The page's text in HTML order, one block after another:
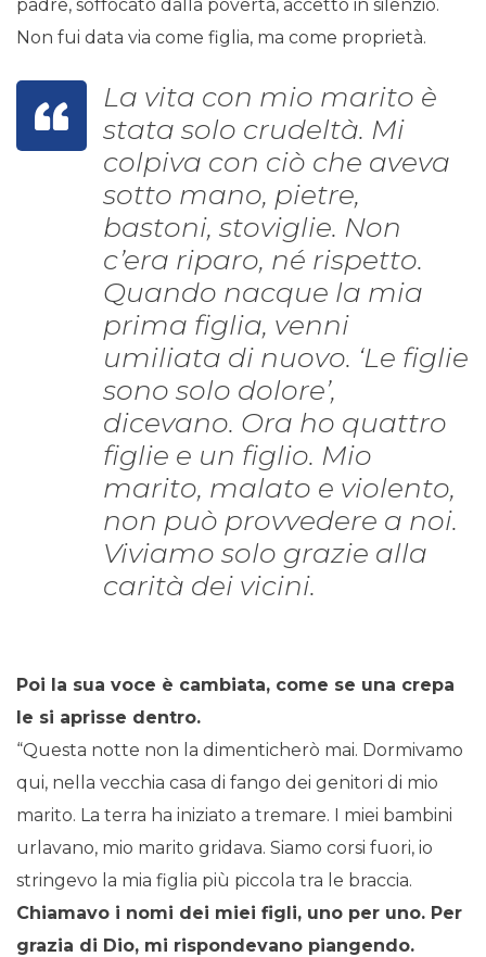
padre, soffocato dalla povertà, accettò in silenzio.
Non fui data via come figlia, ma come proprietà.
La vita con mio marito è
stata solo crudeltà. Mi
colpiva con ciò che aveva
sotto mano, pietre,
bastoni, stoviglie. Non
c’era riparo, né rispetto.
Quando nacque la mia
prima figlia, venni
umiliata di nuovo. ‘Le figlie
sono solo dolore’,
dicevano. Ora ho quattro
figlie e un figlio. Mio
marito, malato e violento,
non può provvedere a noi.
Viviamo solo grazie alla
carità dei vicini.
Poi la sua voce è cambiata, come se una crepa
le si aprisse dentro.
“Questa notte non la dimenticherò mai. Dormivamo
qui, nella vecchia casa di fango dei genitori di mio
marito. La terra ha iniziato a tremare. I miei bambini
urlavano, mio marito gridava. Siamo corsi fuori, io
stringevo la mia figlia più piccola tra le braccia.
Chiamavo i nomi dei miei figli, uno per uno. Per
grazia di Dio, mi rispondevano piangendo.